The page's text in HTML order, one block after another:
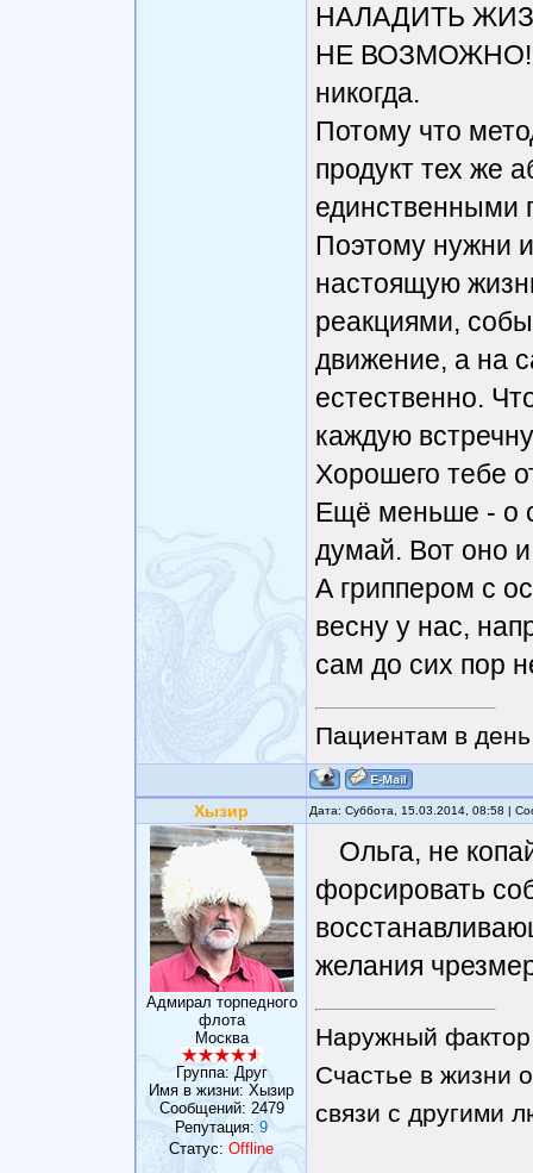
НАЛАДИТЬ
НЕ ВОЗМОЖНО!
никогда.
Потому что
продукт тех же
единственными
Поэтому нужни
настоящую
реакциями,
движение, а на
естественно.
каждую
Хорошего тебе
Ещё меньше - о
думай. Вот оно
А гриппером с
весну у нас,
сам до сих пор
Пациентам в
Хызир Дата: Суббота, 15.03.2014, 08:58 |
Адмирал торпедного
флота
Москва
Группа: Друг
Имя в жизни: Хызир
Сообщений: 2479
Репутация: 9
Статус: Offline
Ольга, не
форсировать
желания
Наружный фактор
Счастье в жизни
связи с другими